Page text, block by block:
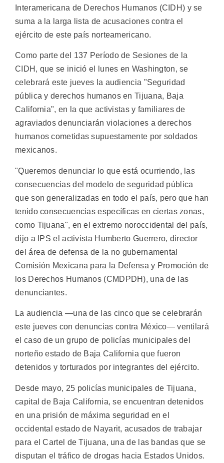
Interamericana de Derechos Humanos (CIDH) y se
suma a la larga lista de acusaciones contra el
ejército de este país norteamericano.
Como parte del 137 Período de Sesiones de la
CIDH, que se inició el lunes en Washington, se
celebrará este jueves la audiencia "Seguridad
pública y derechos humanos en Tijuana, Baja
California", en la que activistas y familiares de
agraviados denunciarán violaciones a derechos
humanos cometidas supuestamente por soldados
mexicanos.
"Queremos denunciar lo que está ocurriendo, las
consecuencias del modelo de seguridad pública
que son generalizadas en todo el país, pero que han
tenido consecuencias específicas en ciertas zonas,
como Tijuana", en el extremo noroccidental del país,
dijo a IPS el activista Humberto Guerrero, director
del área de defensa de la no gubernamental
Comisión Mexicana para la Defensa y Promoción de
los Derechos Humanos (CMDPDH), una de las
denunciantes.
La audiencia —una de las cinco que se celebrarán
este jueves con denuncias contra México— ventilará
el caso de un grupo de policías municipales del
norteño estado de Baja California que fueron
detenidos y torturados por integrantes del ejército.
Desde mayo, 25 policías municipales de Tijuana,
capital de Baja California, se encuentran detenidos
en una prisión de máxima seguridad en el
occidental estado de Nayarit, acusados de trabajar
para el Cartel de Tijuana, una de las bandas que se
disputan el tráfico de drogas hacia Estados Unidos.